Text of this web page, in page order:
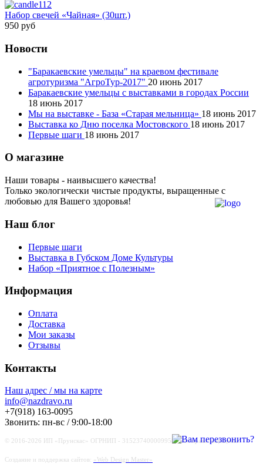
Набор свечей «Чайная» (30шт.)
950 руб
Новости
"Баракаевские умельцы" на краевом фестивале
агротуризма "АгроТур-2017" 20 июнь 2017
Баракаевские умельцы с выставками в городах России
18 июнь 2017
Мы на выставке - База «Старая мельница» 18 июнь 2017
Выставка ко Дню поселка Мостовского 18 июнь 2017
Первые шаги 18 июнь 2017
О магазине
Наши товары - наивысшего качества!
Только экологически чистые продукты, выращенные с
любовью для Вашего здоровья!
Наш блог
Первые шаги
Выставка в Губском Доме Культуры
Набор «Приятное с Полезным»
Информация
Оплата
Доставка
Мои заказы
Отзывы
Контакты
Наш адрес / мы на карте
info@nazdravo.ru
+7(918) 163-0095
Звонить: пн-вс / 9:00-18:00
© 2016-2026 ИП «Прунскас» ОГРНИП - 315237400009958 | Все права защищены
Создание и поддержка сайтов: «Web Design Master»